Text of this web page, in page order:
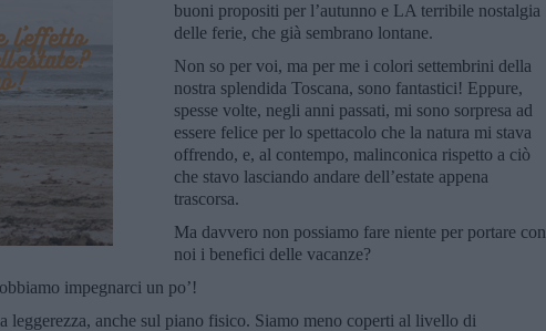
buoni propositi per l’autunno e LA terribile nostalgia
delle ferie, che già sembrano lontane.
Non so per voi, ma per me i colori settembrini della
nostra splendida Toscana, sono fantastici! Eppure,
spesse volte, negli anni passati, mi sono sorpresa ad
essere felice per lo spettacolo che la natura mi stava
offrendo, e, al contempo, malinconica rispetto a ciò
che stavo lasciando andare dell’estate appena
trascorsa.
Ma davvero non possiamo fare niente per portare con
noi i benefici delle vacanze?
impegnarci un po’!
leggerezza, anche sul piano fisico. Siamo meno coperti al livello di